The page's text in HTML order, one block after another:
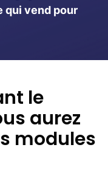
qui vend pour
le
aurez
modules